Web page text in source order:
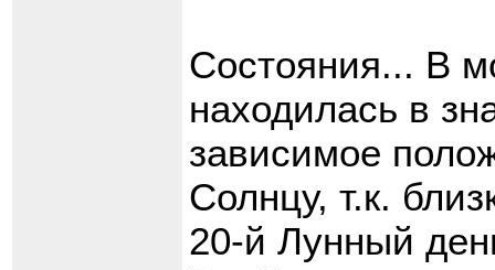
Состояния... В
находилась в
зависимое
Солнцу, т.к.
20-й Лунный